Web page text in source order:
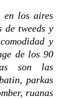
en los aires
tweeds y
y
de los 90
son las
parkas
ruanas